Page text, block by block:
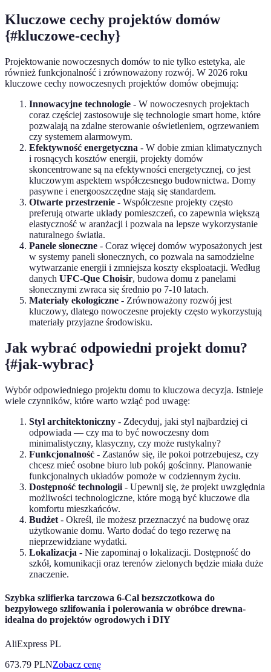
Kluczowe cechy projektów domów
{#kluczowe-cechy}
Projektowanie nowoczesnych domów to nie tylko estetyka, ale
również funkcjonalność i zrównoważony rozwój. W 2026 roku
kluczowe cechy nowoczesnych projektów domów obejmują:
Innowacyjne technologie - W nowoczesnych projektach
coraz częściej zastosowuje się technologie smart home, które
pozwalają na zdalne sterowanie oświetleniem, ogrzewaniem
czy systemem alarmowym.
Efektywność energetyczna - W dobie zmian klimatycznych
i rosnących kosztów energii, projekty domów
skoncentrowane są na efektywności energetycznej, co jest
kluczowym aspektem współczesnego budownictwa. Domy
pasywne i energooszczędne stają się standardem.
Otwarte przestrzenie - Współczesne projekty często
preferują otwarte układy pomieszczeń, co zapewnia większą
elastyczność w aranżacji i pozwala na lepsze wykorzystanie
naturalnego światła.
Panele słoneczne - Coraz więcej domów wyposażonych jest
w systemy paneli słonecznych, co pozwala na samodzielne
wytwarzanie energii i zmniejsza koszty eksploatacji. Według
danych UFC-Que Choisir, budowa domu z panelami
słonecznymi zwraca się średnio po 7-10 latach.
Materiały ekologiczne - Zrównoważony rozwój jest
kluczowy, dlatego nowoczesne projekty często wykorzystują
materiały przyjazne środowisku.
Jak wybrać odpowiedni projekt domu?
{#jak-wybrac}
Wybór odpowiedniego projektu domu to kluczowa decyzja. Istnieje
wiele czynników, które warto wziąć pod uwagę:
Styl architektoniczny - Zdecyduj, jaki styl najbardziej ci
odpowiada — czy ma to być nowoczesny dom
minimalistyczny, klasyczny, czy może rustykalny?
Funkcjonalność - Zastanów się, ile pokoi potrzebujesz, czy
chcesz mieć osobne biuro lub pokój gościnny. Planowanie
funkcjonalnych układów pomoże w codziennym życiu.
Dostępność technologii - Upewnij się, że projekt uwzględnia
możliwości technologiczne, które mogą być kluczowe dla
komfortu mieszkańców.
Budżet - Określ, ile możesz przeznaczyć na budowę oraz
użytkowanie domu. Warto dodać do tego rezerwę na
nieprzewidziane wydatki.
Lokalizacja - Nie zapominaj o lokalizacji. Dostępność do
szkół, komunikacji oraz terenów zielonych będzie miała duże
znaczenie.
Szybka szlifierka tarczowa 6-Cal bezszczotkowa do
bezpyłowego szlifowania i polerowania w obróbce drewna-
idealna do projektów ogrodowych i DIY
AliExpress PL
673.79 PLNZobacz cenę